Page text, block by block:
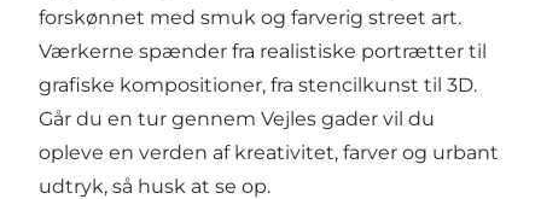
forskønnet med smuk og farverig street art.
Værkerne spænder fra realistiske portrætter til
grafiske kompositioner, fra stencilkunst til 3D.
Går du en tur gennem Vejles gader vil du
opleve en verden af kreativitet, farver og urbant
udtryk, så husk at se op.